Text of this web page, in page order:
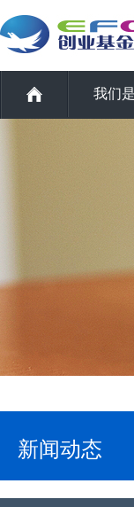
我们
新闻动态